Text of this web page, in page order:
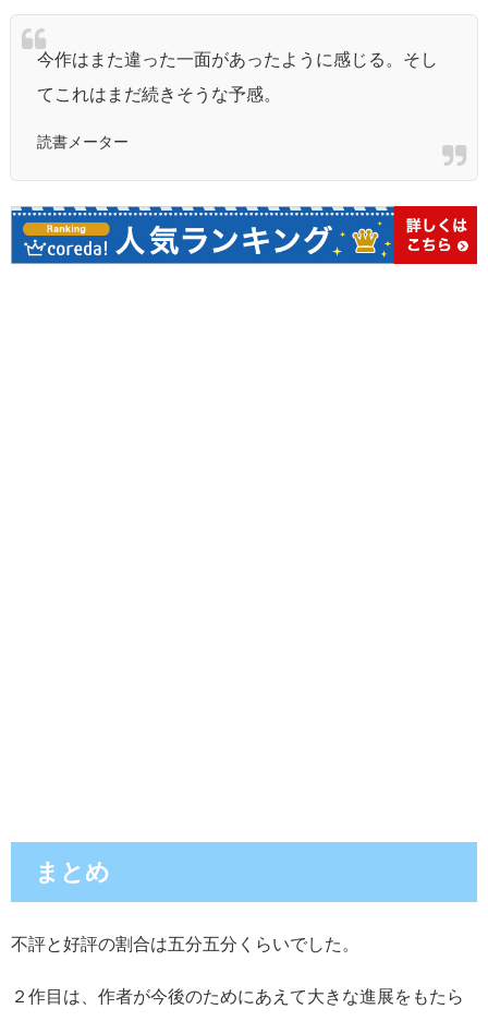
今作はまた違った一面があったように感じる。そし
てこれはまだ続きそうな予感。
読書メーター
まとめ
不評と好評の割合は五分五分くらいでした。
２作目は、作者が今後のためにあえて大きな進展をもたら